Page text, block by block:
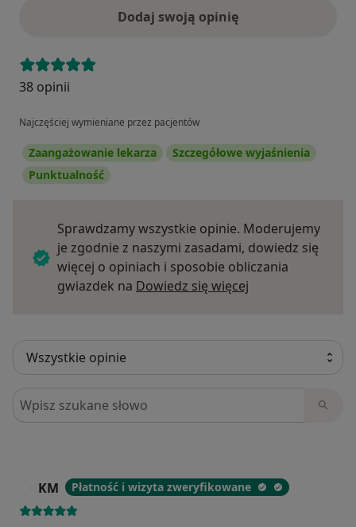
Dodaj swoją opinię
38 opinii
Najczęściej wymieniane przez pacjentów
Zaangażowanie lekarza
Szczegółowe wyjaśnienia
Punktualność
Sprawdzamy wszystkie opinie. Moderujemy
je zgodnie z naszymi zasadami, dowiedz się
więcej o opiniach i sposobie obliczania
gwiazdek na Dowiedz się więcej
Szukaj w opiniach
KM Płatność i wizyta zweryfikowane